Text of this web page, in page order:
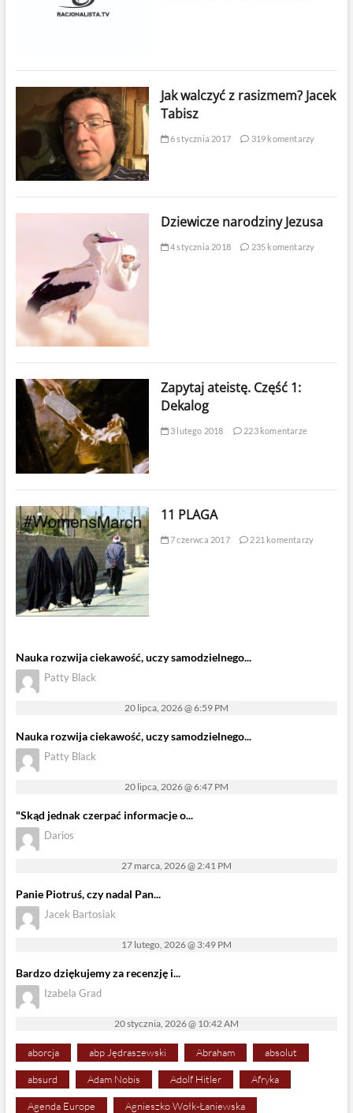
Jak walczyć z rasizmem? Jacek
Tabisz
6 stycznia 2017 319 komentarzy
Dziewicze narodziny Jezusa
4 stycznia 2018 235 komentarzy
Zapytaj ateistę. Część 1:
Dekalog
3 lutego 2018 223 komentarze
11 PLAGA
7 czerwca 2017 221 komentarzy
Nauka rozwija ciekawość, uczy samodzielnego...
Patty Black
20 lipca, 2026 @ 6:59 PM
Nauka rozwija ciekawość, uczy samodzielnego...
Patty Black
20 lipca, 2026 @ 6:47 PM
"Skąd jednak czerpać informacje o...
Darios
27 marca, 2026 @ 2:41 PM
Panie Piotruś, czy nadal Pan...
Jacek Bartosiak
17 lutego, 2026 @ 3:49 PM
Bardzo dziękujemy za recenzję i...
Izabela Grad
20 stycznia, 2026 @ 10:42 AM
aborcja abp Jędraszewski Abraham absolut
absurd Adam Nobis Adolf Hitler Afryka
Agenda Europe Agnieszko Wołk-Łaniewska